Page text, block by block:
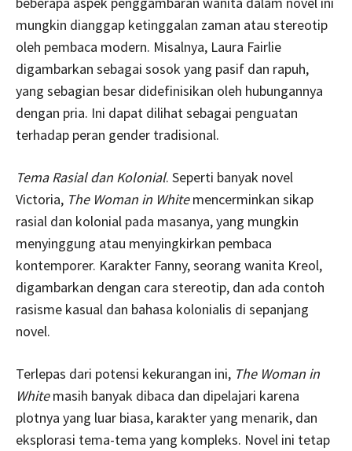
mungkin dianggap ketinggalan zaman atau stereotip
oleh pembaca modern. Misalnya, Laura Fairlie
digambarkan sebagai sosok yang pasif dan rapuh,
yang sebagian besar didefinisikan oleh hubungannya
dengan pria. Ini dapat dilihat sebagai penguatan
terhadap peran gender tradisional.
Tema Rasial dan Kolonial. Seperti banyak novel
Victoria, The Woman in Whitemencerminkan sikap
rasial dan kolonial pada masanya, yang mungkin
menyinggung atau menyingkirkan pembaca
kontemporer. Karakter Fanny, seorang wanita Kreol,
digambarkan dengan cara stereotip, dan ada contoh
rasisme kasual dan bahasa kolonialis di sepanjang
novel.
Terlepas dari potensi kekurangan ini, The Woman in
Whitemasih banyak dibaca dan dipelajari karena
plotnya yang luar biasa, karakter yang menarik, dan
eksplorasi tema-tema yang kompleks. Novel ini tetap